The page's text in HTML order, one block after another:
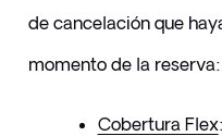
de cancelación que
momento de la reserva:
Cobertura Flex